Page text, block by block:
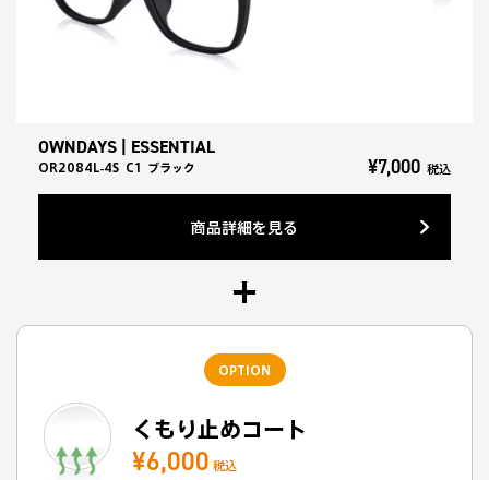
OWNDAYS | ESSENTIAL
OR2084L-4S C1 ブラック ¥7,000 税込
商品詳細を見る
OPTION
くもり止めコート
¥6,000 税込